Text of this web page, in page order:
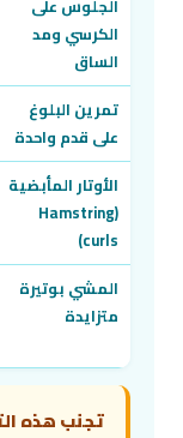
الكرسي ومد
الساق
تمرين البلوغ
على قدم واحدة
الأوتار المأبضية
(Hamstring
curls)
المشي بوتيرة
متزايدة
تجنب هذه